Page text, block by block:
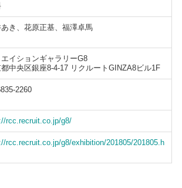
き、花原正基、福澤卓馬
エイションギャラリーG8
中央区銀座8-4-17 リクルートGINZA8ビル1F
2260
rcc.recruit.co.jp/g8/
rcc.recruit.co.jp/g8/exhibition/201805/201805.h